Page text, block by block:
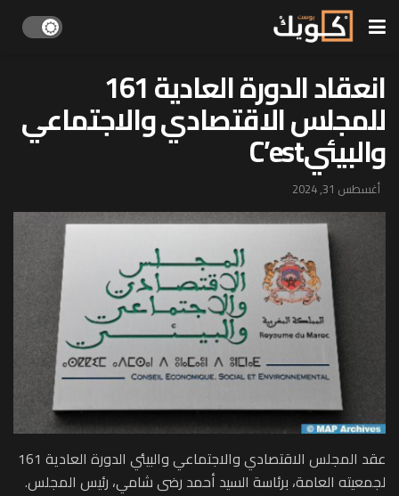
انعقاد الدورة العادية 161
للمجلس الاقتصادي والاجتماعي
والبيئيC’est
أغسطس 31, 2024
عقد المجلس الاقتصادي والاجتماعي والبيئي الدورة العادية 161
لجمعيته العامة، برئاسة السيد أحمد رضى شامي، رئيس المجلس.